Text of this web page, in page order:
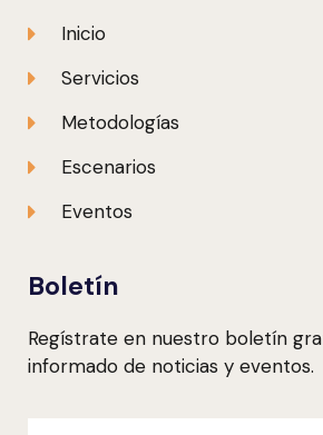
Inicio
Servicios
Metodologías
Escenarios
Eventos
Boletín
Regístrate en nuestro boletín
informado de noticias y eventos.